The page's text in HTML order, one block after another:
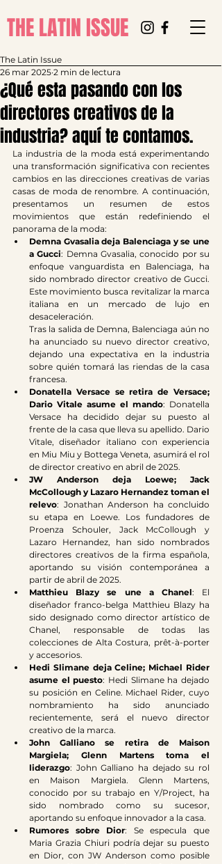
THE LATIN ISSUE
¿Qué esta pasando con los
directores creativos de la
industria? aquí te contamos.
The Latin Issue
26 mar 2025 2 min de lectura
La industria de la moda está experimentando
una transformación significativa con recientes
cambios en las direcciones creativas de varias
casas de moda de renombre. A continuación,
presentamos un resumen de estos
movimientos que están redefiniendo el
panorama de la moda:
Demna Gvasalia deja Balenciaga y se une
a Gucci: Demna Gvasalia, conocido por su
enfoque vanguardista en Balenciaga, ha
sido nombrado director creativo de Gucci.
Este movimiento busca revitalizar la marca
italiana en un mercado de lujo en
desaceleración. ​
Tras la salida de Demna, Balenciaga aún no
ha anunciado su nuevo director creativo,
dejando una expectativa en la industria
sobre quién tomará las riendas de la casa
francesa.​
Donatella Versace se retira de Versace;
Dario Vitale asume el mando: Donatella
Versace ha decidido dejar su puesto al
frente de la casa que lleva su apellido. Dario
Vitale, diseñador italiano con experiencia
en Miu Miu y Bottega Veneta, asumirá el rol
de director creativo en abril de 2025. ​
JW Anderson deja Loewe; Jack
McCollough y Lazaro Hernandez toman el
relevo: Jonathan Anderson ha concluido
su etapa en Loewe. Los fundadores de
Proenza Schouler, Jack McCollough y
Lazaro Hernandez, han sido nombrados
directores creativos de la firma española,
aportando su visión contemporánea a
partir de abril de 2025. ​
Matthieu Blazy se une a Chanel: El
diseñador franco-belga Matthieu Blazy ha
sido designado como director artístico de
Chanel, responsable de todas las
colecciones de Alta Costura, prêt-à-porter
y accesorios.
Hedi Slimane deja Celine; Michael Rider
asume el puesto: Hedi Slimane ha dejado
su posición en Celine. Michael Rider, cuyo
nombramiento ha sido anunciado
recientemente, será el nuevo director
creativo de la marca.​
John Galliano se retira de Maison
Margiela; Glenn Martens toma el
liderazgo: John Galliano ha dejado su rol
en Maison Margiela. Glenn Martens,
conocido por su trabajo en Y/Project, ha
sido nombrado como su sucesor,
aportando su enfoque innovador a la casa.​
Rumores sobre Dior: Se especula que
Maria Grazia Chiuri podría dejar su puesto
en Dior, con JW Anderson como posible